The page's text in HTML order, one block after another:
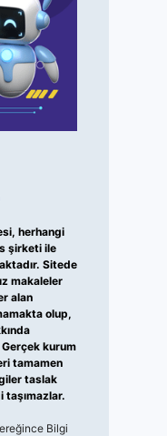
herhangi
şirketi ile
Sitede
makaleler
alan
olup,
Gerçek kurum
tamamen
taslak
Bilgi